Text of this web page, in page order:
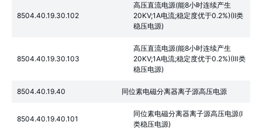
8504.40.19.30.102
高压直流电源(能8小时连续产生
20KV;1A电流;稳定度优于0.2%)(Ⅱ类
稳压电源)
8504.40.19.30.103
高压直流电源(能8小时连续产生
20KV;1A电流;稳定度优于0.2%)(Ⅲ类
稳压电源)
8504.40.19.40 同位素电磁分离器离子源高压电源
8504.40.19.40.101
同位素电磁分离器离子源高压电源(Ⅰ
类稳压电源)